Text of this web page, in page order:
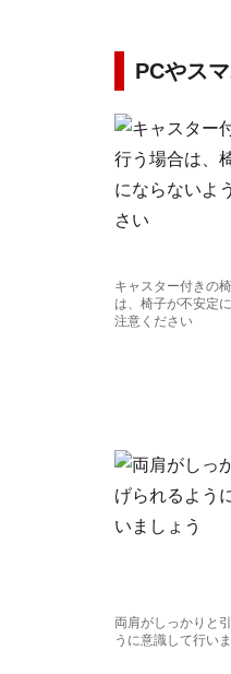
PCやス
キャスター付きの
は、椅子が不安定
注意ください
両肩がしっかりと
うに意識して行い